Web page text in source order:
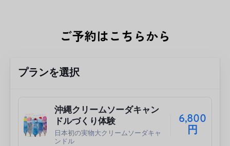
ご予約はこちらから
プランを選択
沖縄クリームソーダキャン
ドルづくり体験
日本初の実物大クリームソーダキャ
ンドル
6,800
円